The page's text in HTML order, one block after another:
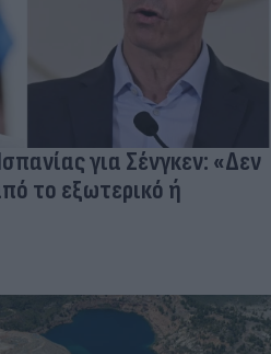
για Σένγκεν: «Δεν
το εξωτερικό ή